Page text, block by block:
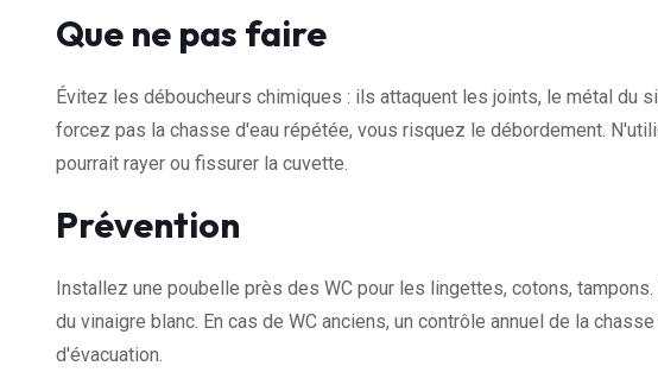
Que ne pas faire
Évitez les déboucheurs chimiques : ils attaquent les joints, le métal du
forcez pas la chasse d'eau répétée, vous risquez le débordement.
pourrait rayer ou fissurer la cuvette.
Prévention
Installez une poubelle près des WC pour les lingettes, cotons,
du vinaigre blanc. En cas de WC anciens, un contrôle annuel de la
d'évacuation.